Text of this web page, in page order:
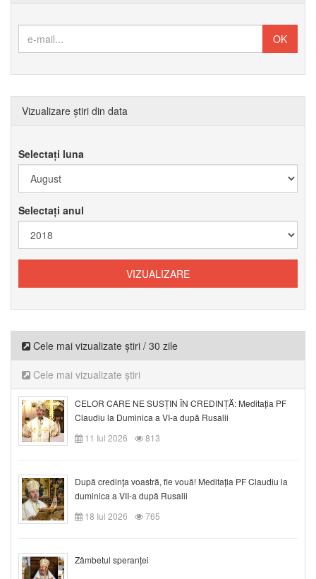
Vizualizare știri din data
Selectați luna
Selectați anul
Cele mai vizualizate știri / 30 zile
Cele mai vizualizate știri
CELOR CARE NE SUSȚIN ÎN CREDINȚĂ: Meditația PF
Claudiu la Duminica a VI-a după Rusalii
11 Iul 2026
813
După credinţa voastră, fie vouă! Meditația PF Claudiu la
duminica a VII-a după Rusalii
18 Iul 2026
765
Zâmbetul speranței